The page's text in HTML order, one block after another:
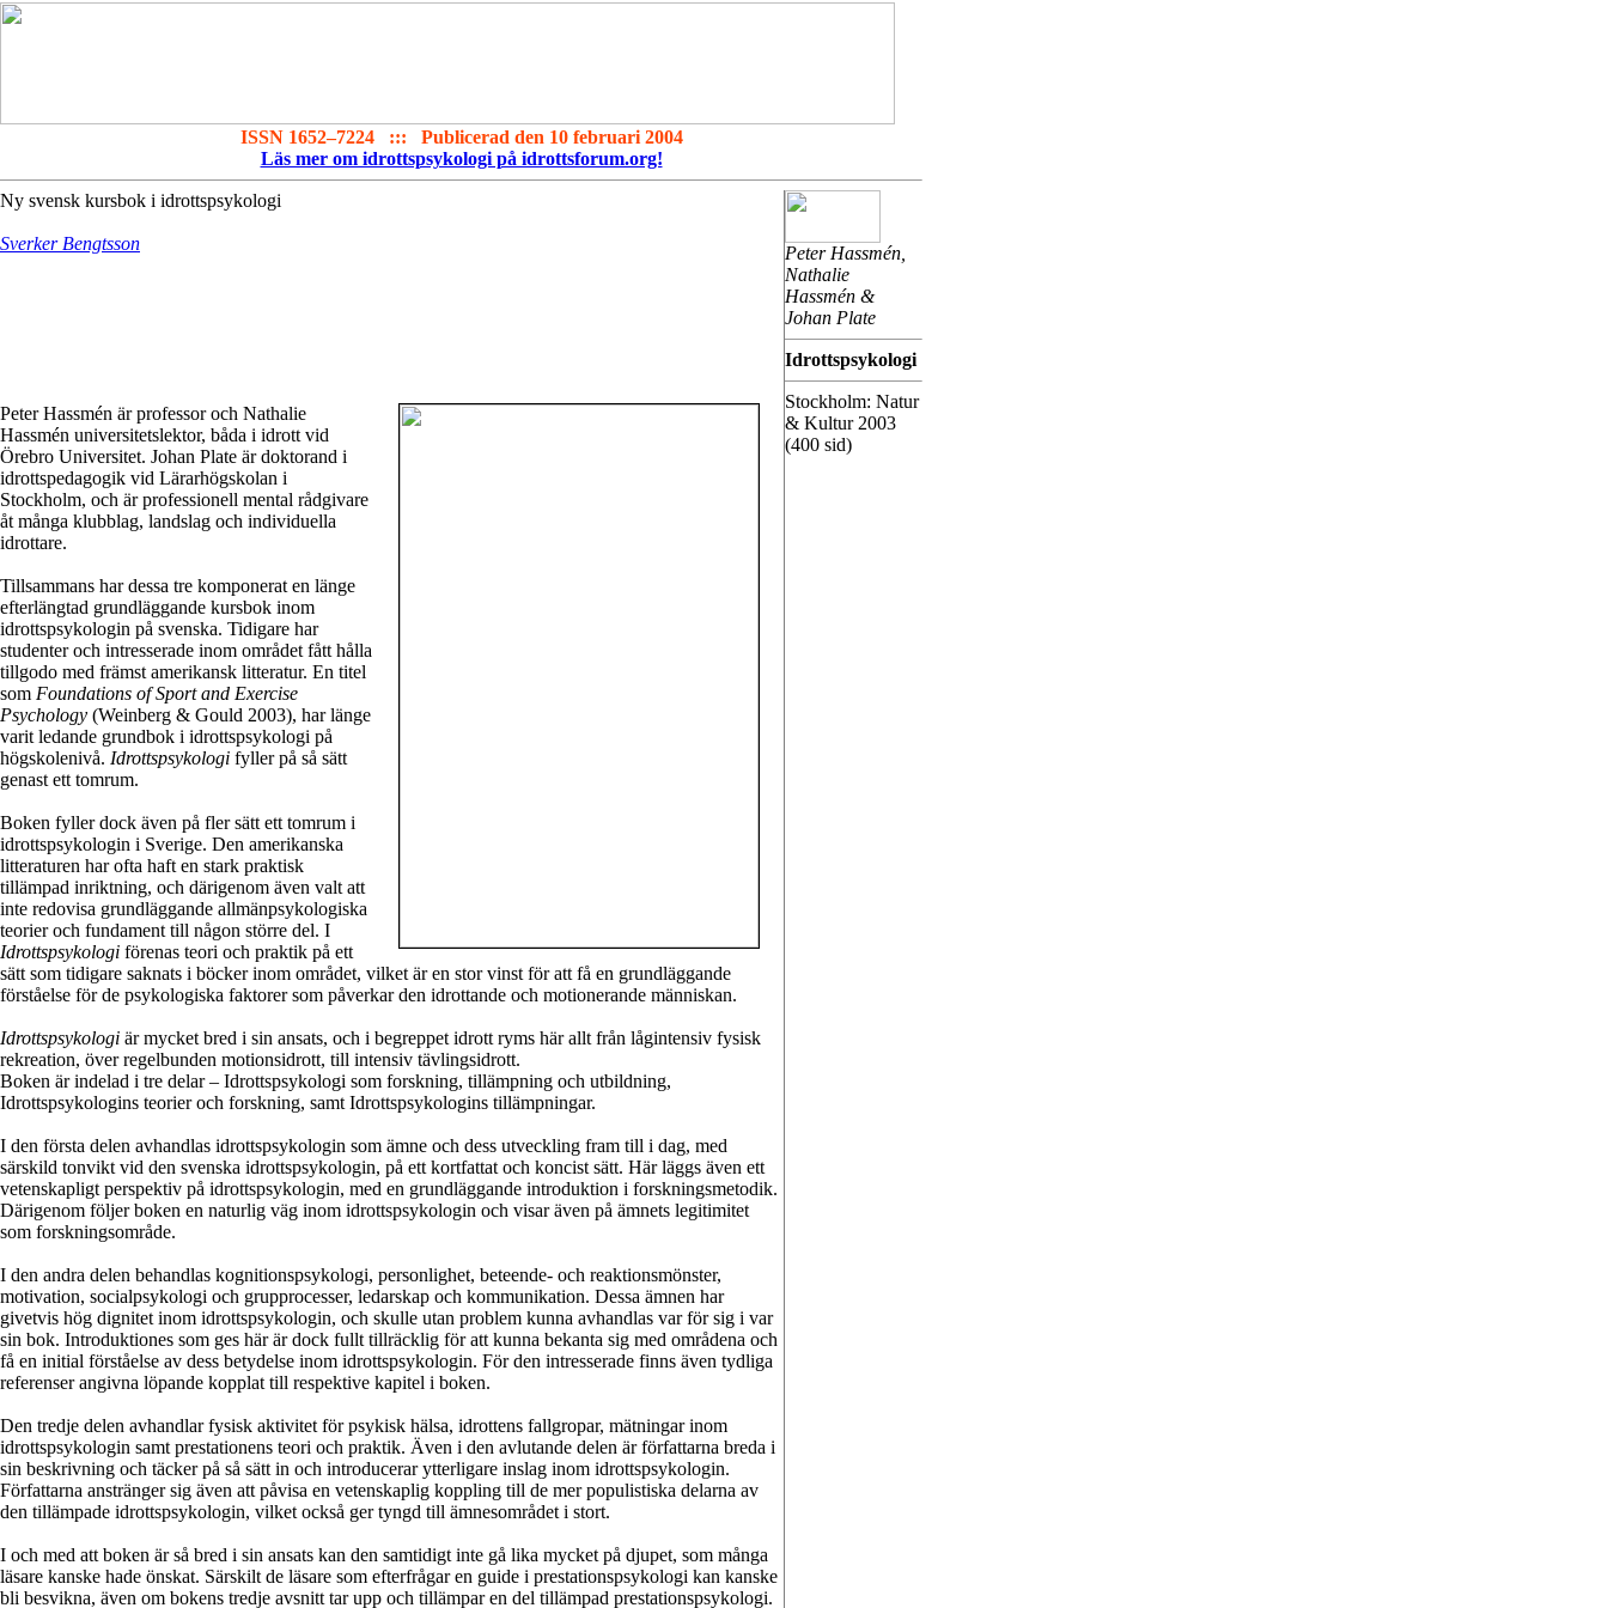
ISSN 1652–7224 ::: Publicerad den 10 februari 2004
Läs mer om idrottspsykologi på idrottsforum.org!
Ny svensk kursbok i idrottspsykologi
Sverker Bengtsson
Peter Hassmén är professoroch Nathalie
Hassmén universitetslektor, båda i idrott vid
Örebro Universitet. Johan Plate är doktorand i
idrottspedagogik vid Lärarhögskolan i
Stockholm, och är professionell mental rådgivare
åt många klubblag, landslag och individuella
idrottare.
Tillsammans har dessa tre komponerat en länge
efterlängtad grundläggande kursbok inom
idrottspsykologin på svenska. Tidigare har
studenter och intresserade inom området fått hålla
tillgodo med främst amerikansk litteratur. En titel
som Foundations of Sport and Exercise
Psychology (Weinberg & Gould 2003), har länge
varit ledande grundbok i idrottspsykologi på
högskolenivå. Idrottspsykologi fyller på så sätt
genast ett tomrum.
Boken fyller dock även på fler sätt ett tomrum i
idrottspsykologin i Sverige. Den amerikanska
litteraturen har ofta haft en stark praktisk
tillämpad inriktning, och därigenom även valt att
inte redovisa grundläggande allmänpsykologiska
teorier och fundament till någon större del. I
Idrottspsykologi förenas teori och praktik på ett
sätt som tidigare saknats i böcker inom området, vilket är en stor vinst för att få en grundläggande
förståelse för de psykologiska faktorer som påverkar den idrottande och motionerande människan.
Idrottspsykologi är mycket bred i sin ansats, och i begreppet idrott ryms här allt från lågintensiv fysisk
rekreation, över regelbunden motionsidrott, till intensiv tävlingsidrott.
Boken är indelad i tre delar – Idrottspsykologi som forskning, tillämpning och utbildning,
Idrottspsykologins teorier och forskning, samt Idrottspsykologins tillämpningar.
I den första delen avhandlas idrottspsykologin som ämne och dess utveckling fram till i dag, med
särskild tonvikt vid den svenska idrottspsykologin, på ett kortfattat och koncist sätt. Här läggs även ett
vetenskapligt perspektiv på idrottspsykologin, med en grundläggande introduktion i forskningsmetodik.
Därigenom följer boken en naturlig väg inom idrottspsykologin och visar även på ämnets legitimitet
som forskningsområde.
I den andra delen behandlas kognitionspsykologi, personlighet, beteende- och reaktionsmönster,
motivation, socialpsykologi och grupprocesser, ledarskap och kommunikation. Dessa ämnen har
givetvis hög dignitet inom idrottspsykologin, och skulle utan problem kunna avhandlas var för sig i var
sin bok. Introduktiones som ges här är dock fullt tillräcklig för att kunna bekanta sig med områdena och
få en initial förståelse av dess betydelse inom idrottspsykologin. För den intresserade finns även tydliga
referenser angivna löpande kopplat till respektive kapitel i boken.
Den tredje delen avhandlar fysisk aktivitet för psykisk hälsa, idrottens fallgropar, mätningar inom
idrottspsykologin samt prestationens teori och praktik. Även i den avlutande delen är författarna breda i
sin beskrivning och täcker på så sätt in och introducerar ytterligare inslag inom idrottspsykologin.
Författarna anstränger sig även att påvisa en vetenskaplig koppling till de mer populistiska delarna av
den tillämpade idrottspsykologin, vilket också ger tyngd till ämnesområdet i stort.
I och med att boken är så bred i sin ansats kan den samtidigt inte gå lika mycket på djupet, som många
läsare kanske hade önskat. Särskilt de läsare som efterfrågar en guide i prestationspsykologi kan kanske
bli besvikna, även om bokens tredje avsnitt tar upp och tillämpar en del tillämpad prestationspsykologi.
Peter Hassmén,
Nathalie
Hassmén &
Johan Plate
Idrottspsykologi
Stockholm: Natur
& Kultur 2003
(400 sid)